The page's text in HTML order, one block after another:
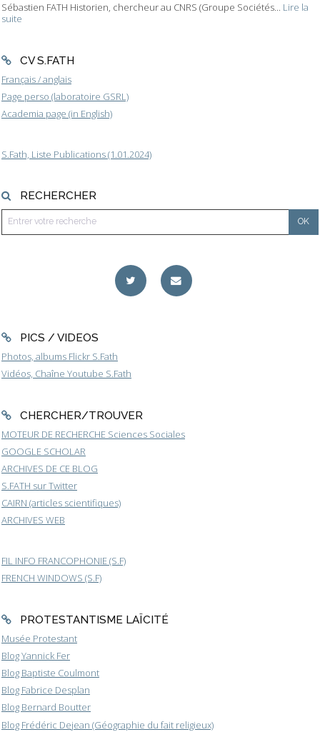
Sébastien FATH Historien, chercheur au CNRS (Groupe Sociétés... Lire la
suite
CV S.FATH
Français / anglais
Page perso (laboratoire GSRL)
Academia page (in English)
S.Fath, Liste Publications (1.01.2024)
RECHERCHER
PICS / VIDEOS
Photos, albums Flickr S.Fath
Vidéos, Chaîne Youtube S.Fath
CHERCHER/TROUVER
MOTEUR DE RECHERCHE Sciences Sociales
GOOGLE SCHOLAR
ARCHIVES DE CE BLOG
S.FATH sur Twitter
CAIRN (articles scientifiques)
ARCHIVES WEB
FIL INFO FRANCOPHONIE (S.F)
FRENCH WINDOWS (S.F)
PROTESTANTISME LAÏCITÉ
Musée Protestant
Blog Yannick Fer
Blog Baptiste Coulmont
Blog Fabrice Desplan
Blog Bernard Boutter
Blog Frédéric Dejean (Géographie du fait religieux)